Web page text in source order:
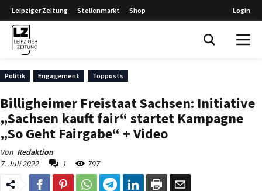
Leipziger Zeitung Stellenmarkt Shop Login
Politik Engagement Topposts
Billigheimer Freistaat Sachsen: Initiative
„Sachsen kauft fair“ startet Kampagne
„So Geht Fairgabe“ + Video
Von Redaktion
7. Juli 2022
1 797